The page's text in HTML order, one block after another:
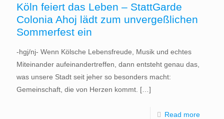
Köln feiert das Leben – StattGarde
Colonia Ahoj lädt zum unvergeßlichen
Sommerfest ein
-hgj/nj- Wenn Kölsche Lebensfreude, Musik und echtes
Miteinander aufeinandertreffen, dann entsteht genau das,
was unsere Stadt seit jeher so besonders macht:
Gemeinschaft, die von Herzen kommt. […]
Read more